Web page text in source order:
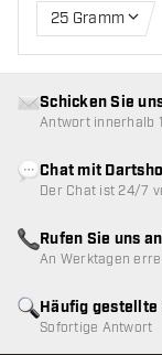
25 Gramm
Häufig gestellte
Sofortige Antwort
Schicken Sie
Antwort innerhalb
Chat mit
Der Chat ist 24/7
Rufen Sie uns
An Werktagen